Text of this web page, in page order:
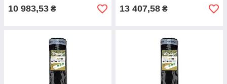
10 983,53 ₴ 13 407,58 ₴